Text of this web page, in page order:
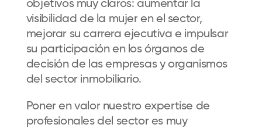
objetivos muy claros: aumentar la
visibilidad de la mujer en el sector,
mejorar su carrera ejecutiva e impulsar
su participación en los órganos de
decisión de las empresas y organismos
del sector inmobiliario.
Poner en valor nuestro expertise de
profesionales del sector es muy